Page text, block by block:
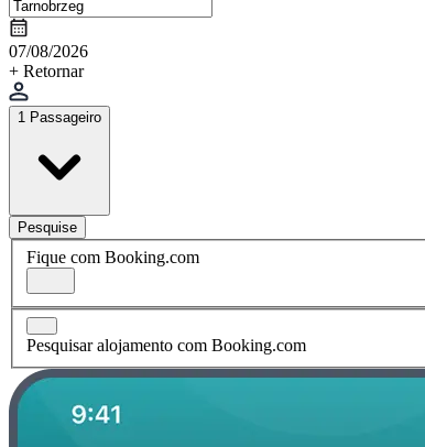
07/08/2026
+ Retornar
1 Passageiro
Pesquise
Fique com Booking.com
Pesquisar alojamento com Booking.com